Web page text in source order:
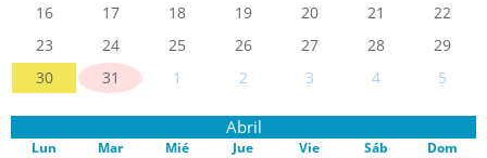
16
17 18 19 20 21
22
23
24 25 26 27 28
29
30
31 1 2 3 4 5
Abril
Lun Mar Mié Jue Vie Sáb Dom